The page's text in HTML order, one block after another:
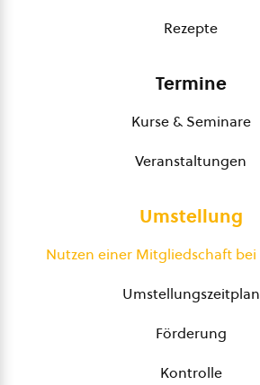
Rezepte
Termine
Kurse & Seminare
Veranstaltungen
Umstellung
Nutzen einer Mitgliedschaft bei
Umstellungszeitplan
Förderung
Kontrolle